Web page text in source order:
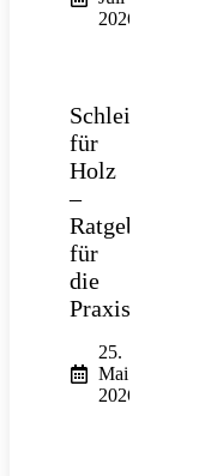
2026
Schleifpapier
für
Holz
–
Ratgeber
für
die
Praxis
25.
Mai
2026